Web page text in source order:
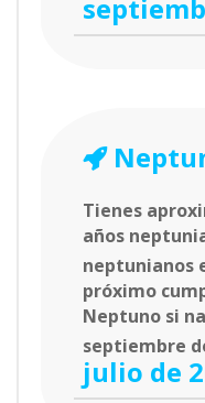
Tienes
años
neptunianos
próximo
Neptuno si
septiembre
julio de